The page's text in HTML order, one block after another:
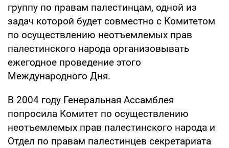
группу по правам палестинцам, одной из
задач которой будет совместно с Комитетом
по осуществлению неотъемлемых прав
палестинского народа организовывать
ежегодное проведение этого
Международного Дня.
В 2004 году Генеральная Ассамблея
попросила Комитет по осуществлению
неотъемлемых прав палестинского народа и
Отдел по правам палестинцев секретариата